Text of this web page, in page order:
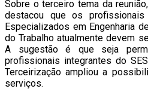
Sobre o terceiro tema da
destacou que os
Especializados em Engenharia
do Trabalho atualmente devem
A sugestão é que seja
profissionais integrantes do
Terceirização ampliou a
serviços.